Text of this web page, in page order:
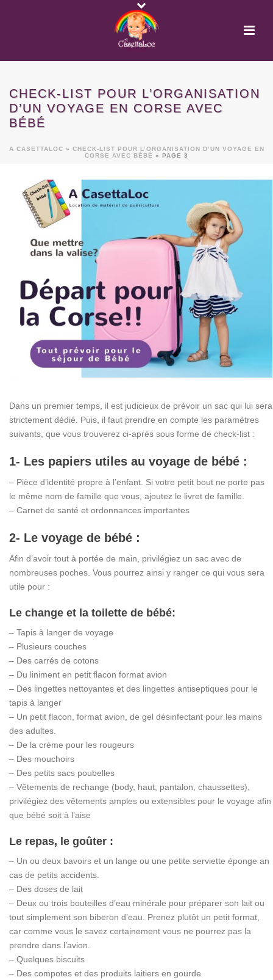
CHECK-LIST POUR L’ORGANISATION
D’UN VOYAGE EN CORSE AVEC
BÉBÉ
A CASETTALOC » CHECK-LIST POUR L’ORGANISATION D’UN VOYAGE EN
CORSE AVEC BÉBÉ » PAGE 3
Dans un premier temps, il est judicieux de prévoir un sac qui lui sera
strictement dédié. Puis, il faut prendre en compte les paramètres
suivants, que vous trouverez ci-après sous forme de check-list :
1- Les papiers utiles au voyage de bébé :
– Pièce d’identité propre à l’enfant. Si votre petit bout ne porte pas
le même nom de famille que vous, ajoutez le livret de famille.
– Carnet de santé et ordonnances importantes
2- Le voyage de bébé :
Afin d’avoir tout à portée de main, privilégiez un sac avec de
nombreuses poches. Vous pourrez ainsi y ranger ce qui vous sera
utile pour :
Le change et la toilette de bébé:
– Tapis à langer de voyage
– Plusieurs couches
– Des carrés de cotons
– Du liniment en petit flacon format avion
– Des lingettes nettoyantes et des lingettes antiseptiques pour le
tapis à langer
– Un petit flacon, format avion, de gel désinfectant pour les mains
des adultes.
– De la crème pour les rougeurs
– Des mouchoirs
– Des petits sacs poubelles
– Vêtements de rechange (body, haut, pantalon, chaussettes),
privilégiez des vêtements amples ou extensibles pour le voyage afin
que bébé soit à l’aise
Le repas, le goûter :
– Un ou deux bavoirs et un lange ou une petite serviette éponge an
cas de petits accidents.
– Des doses de lait
– Deux ou trois bouteilles d’eau minérale pour préparer son lait ou
tout simplement son biberon d’eau. Prenez plutôt un petit format,
car comme vous le savez certainement vous ne pourrez pas la
prendre dans l’avion.
– Quelques biscuits
– Des compotes et des produits laitiers en gourde